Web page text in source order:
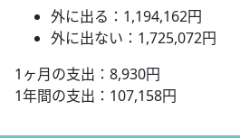
外に出る：1,194,162円
外に出ない：1,725,072円
1ヶ月の支出：8,930円
1年間の支出：107,158円